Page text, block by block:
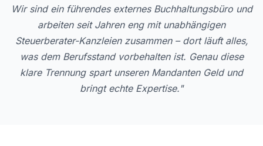
Wir sind ein führendes externes Buchhaltungsbüro und
arbeiten seit Jahren eng mit unabhängigen
Steuerberater-Kanzleien zusammen – dort läuft alles,
was dem Berufsstand vorbehalten ist. Genau diese
klare Trennung spart unseren Mandanten Geld und
bringt echte Expertise."